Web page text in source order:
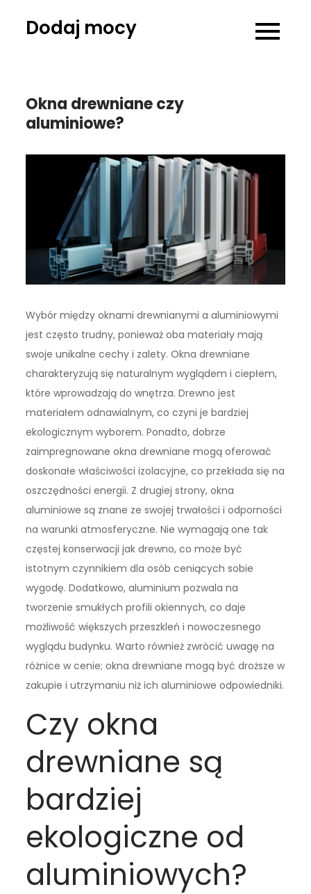
Dodaj mocy
Okna drewniane czy
aluminiowe?
Wybór między oknami drewnianymi a aluminiowymi
jest często trudny, ponieważ oba materiały mają
swoje unikalne cechy i zalety. Okna drewniane
charakteryzują się naturalnym wyglądem i ciepłem,
które wprowadzają do wnętrza. Drewno jest
materiałem odnawialnym, co czyni je bardziej
ekologicznym wyborem. Ponadto, dobrze
zaimpregnowane okna drewniane mogą oferować
doskonałe właściwości izolacyjne, co przekłada się na
oszczędności energii. Z drugiej strony, okna
aluminiowe są znane ze swojej trwałości i odporności
na warunki atmosferyczne. Nie wymagają one tak
częstej konserwacji jak drewno, co może być
istotnym czynnikiem dla osób ceniących sobie
wygodę. Dodatkowo, aluminium pozwala na
tworzenie smukłych profili okiennych, co daje
możliwość większych przeszkleń i nowoczesnego
wyglądu budynku. Warto również zwrócić uwagę na
różnice w cenie; okna drewniane mogą być droższe w
zakupie i utrzymaniu niż ich aluminiowe odpowiedniki.
Czy okna
drewniane są
bardziej
ekologiczne od
aluminiowych?